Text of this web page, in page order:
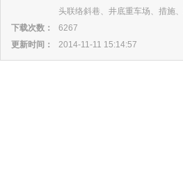
头联络斜巷、井底重车场、措施
下载次数：
6267
更新时间：
2014-11-11 15:14:57